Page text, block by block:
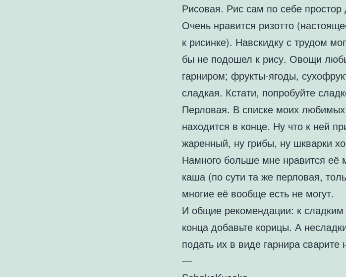
Рисовая. Рис сам по себе
Очень нравится ризотто
к рисинке). Навскидку с трудом
бы не подошел к рису. Овощи
гарниром; фрукты-ягоды,
сладкая. Кстати, попробуйте
Перловая. В списке моих
находится в конце. Ну что к ней
жаренный, ну грибы, ну шкварки
Намного больше мне нравится
каша (по сути та же перловая,
многие её вообще есть не могут.
И общие рекомендации: к
конца добавьте корицы. А
подать их в виде гарнира
—